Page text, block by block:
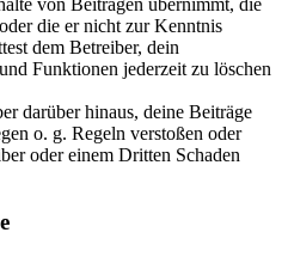
die er nicht zur Kenntnis
dem Betreiber, dein
Funktionen jederzeit zu löschen
darüber hinaus, deine Beiträge
o. g. Regeln verstoßen oder
oder einem Dritten Schaden